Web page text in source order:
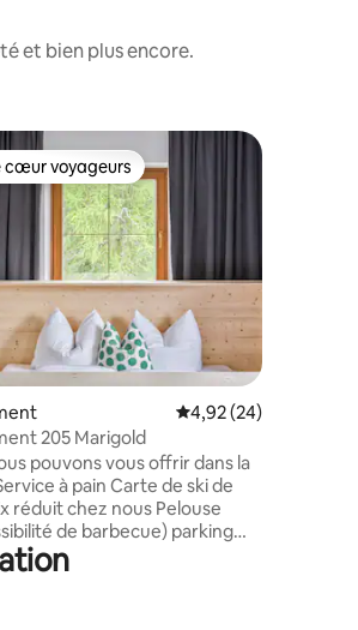
et bien plus encore.
base de 100 commentaires : 4,93 sur 5
cœur voyageurs
cœur voyageurs
Évaluation moyenne
4,92 (24)
205 Marigold
pouvons vous offrir dans la
pain Carte de ski de
réduit chez nous Pelouse
de barbecue) parking
de lit et serviettes Cuisine
entièrement équipée lors de